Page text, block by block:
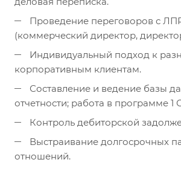
Проведение переговоров с
(коммерческий директор,
Индивидуальный подход к
корпоративным клиентам.
Составление и ведение базы
отчетности; работа в программе 1
Контроль дебиторской
Выстраивание долгосрочных
отношений.